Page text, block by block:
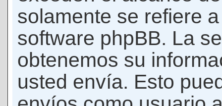
solamente se refiere
software phpBB. La
obtenemos su
usted envía. Esto